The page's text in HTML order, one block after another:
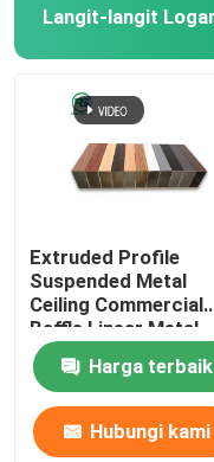
Extruded Profile
Suspended Metal
Ceiling Commercial
Baffle Linear Metal
Strip Ceiling
Harga terbaik
Hubungi kami